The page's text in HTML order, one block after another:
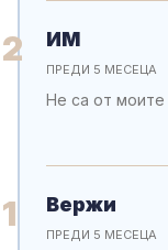
2 ИМ
ПРЕДИ 5 МЕСЕЦА
Не са от моите
1 Вержи
ПРЕДИ 5 МЕСЕЦА